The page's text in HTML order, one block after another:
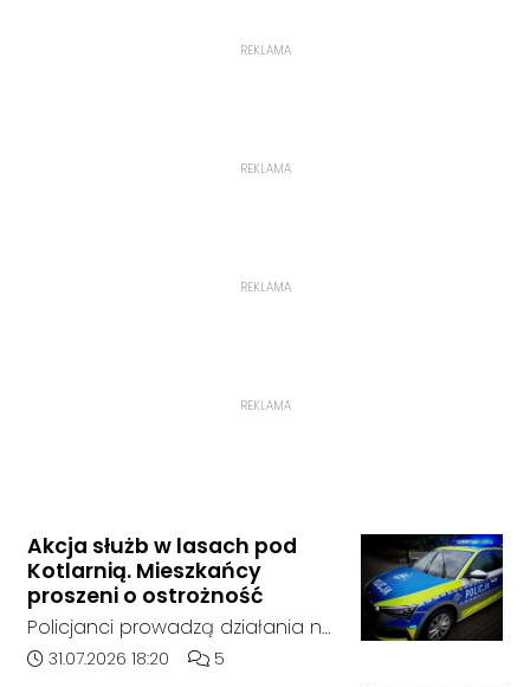
REKLAMA
REKLAMA
REKLAMA
REKLAMA
Akcja służb w lasach pod
Kotlarnią. Mieszkańcy
proszeni o ostrożność
Policjanci prowadzą działania na
terenie kompleksów leśnych w
Data dodania artykułu:
31.07.2026 18:20 Liczba komentarzy artykułu:
5